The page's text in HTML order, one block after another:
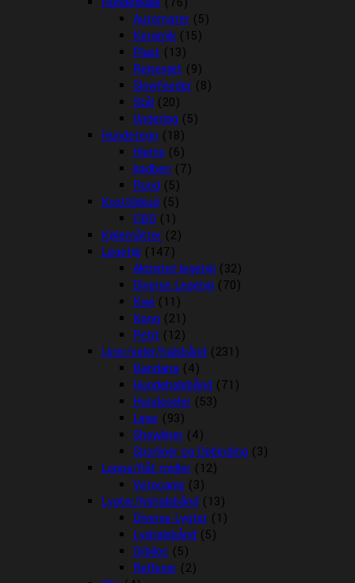
Automater (5)
Keramik (15)
Plast (13)
Rejsesæt (9)
Slowfeeder (8)
Stål (20)
Underlag (5)
Hundetegn (18)
Hjerte (6)
kødben (7)
Rund (5)
Kosttilskud (5)
CBD (1)
Kølemåtter (2)
Legetøj (147)
Aktivitet legetøj (32)
Diverse Legetøj (70)
Kiwi (11)
Kong (21)
Petit (12)
Liner/seler/halsbånd (231)
Bandana (4)
Hundehalsbånd (71)
Hundeseler (53)
Liner (93)
Showliner (4)
Sporliner og Opbinding (3)
Loppe/flåt midler (12)
Vetocanis (3)
Lygter/lyshalsbånd (13)
Diverse Lygter (1)
Lyshalsbånd (5)
Orbiloc (5)
Reflexer (2)